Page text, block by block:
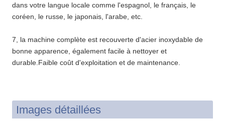
dans votre langue locale comme l'espagnol, le français, le
coréen, le russe, le japonais, l'arabe, etc.
7, la machine complète est recouverte d'acier inoxydable de
bonne apparence, également facile à nettoyer et
durable.Faible coût d'exploitation et de maintenance.
Images détaillées